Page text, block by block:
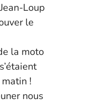
Loup
le
la moto
!
nous